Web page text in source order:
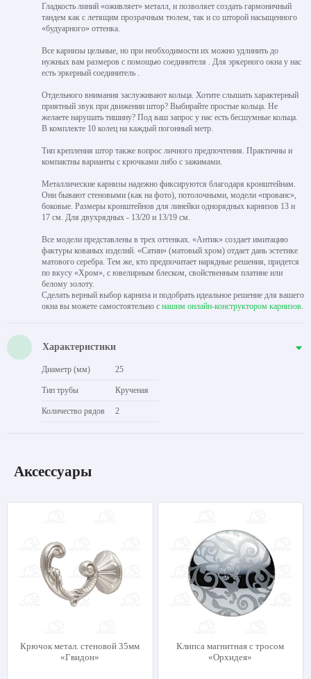
Гладкость линий «оживляет» металл, и позволяет создать гармоничный
тандем как с летящим прозрачным тюлем, так и со шторой насыщенного
«будуарного» оттенка.
Все карнизы цельные, но при необходимости их можно удлинить до
нужных вам размеров с помощью соединителя . Для эркерного окна у нас
есть эркерный соединитель .
Отдельного внимания заслуживают кольца. Хотите слышать характерный
приятный звук при движении штор? Выбирайте простые кольца. Не
желаете нарушать тишину? Под ваш запрос у нас есть бесшумные кольца.
В комплекте 10 колец на каждый погонный метр.
Тип крепления штор также вопрос личного предпочтения. Практичны и
компактны варианты с крючками либо с зажимами.
Металлические карнизы надежно фиксируются благодаря кронштейнам.
Они бывают стеновыми (как на фото), потолочными, модели «прованс»,
боковые. Размеры кронштейнов для линейки однорядных карнизов 13 и
17 см. Для двухрядных - 13/20 и 13/19 см.
Все модели представлены в трех оттенках. «Антик» создает имитацию
фактуры кованых изделий. «Сатин» (матовый хром) отдает дань эстетике
матового серебра. Тем же, кто предпочитает нарядные решения, придется
по вкусу «Хром», с ювелирным блеском, свойственным платине или
белому золоту.
Сделать верный выбор карниза и подобрать идеальное решение для вашего
окна вы можете самостоятельно с нашим онлайн-конструктором карнизов.
Характеристики
Диаметр (мм) 25
Тип трубы Крученая
Количество рядов 2
Аксессуары
Крючок метал. стеновой 35мм
«Гвидон»
Клипса магнитная с тросом
«Орхидея»